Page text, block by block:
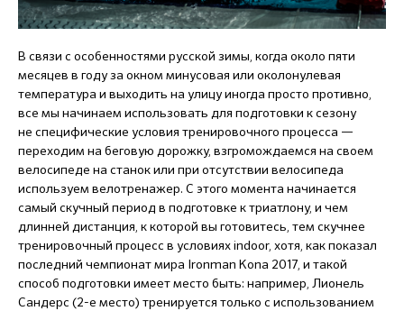
В связи с особенностями русской зимы, когда около пяти
месяцев в году за окном минусовая или околонулевая
температура и выходить на улицу иногда просто противно,
все мы начинаем использовать для подготовки к сезону
не специфические условия тренировочного процесса —
переходим на беговую дорожку, взгромождаемся на своем
велосипеде на станок или при отсутствии велосипеда
используем велотренажер. С этого момента начинается
самый скучный период в подготовке к триатлону, и чем
длинней дистанция, к которой вы готовитесь, тем скучнее
тренировочный процесс в условиях indoor, хотя, как показал
последний чемпионат мира Ironman Kona 2017, и такой
способ подготовки имеет место быть: например, Лионель
Сандерс (2-е место) тренируется только с использованием